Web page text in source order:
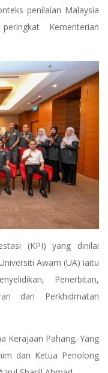
penilaian Malaysia
Kementerian
(KPI) yang dinilai
Awam (UA) iaitu
Penerbitan,
dan Perkhidmatan
Kerajaan Pahang, Yang
dan Ketua Penolong